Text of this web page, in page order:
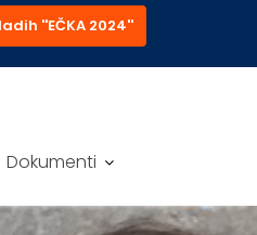
''EČKA 2024''
Dokumenti